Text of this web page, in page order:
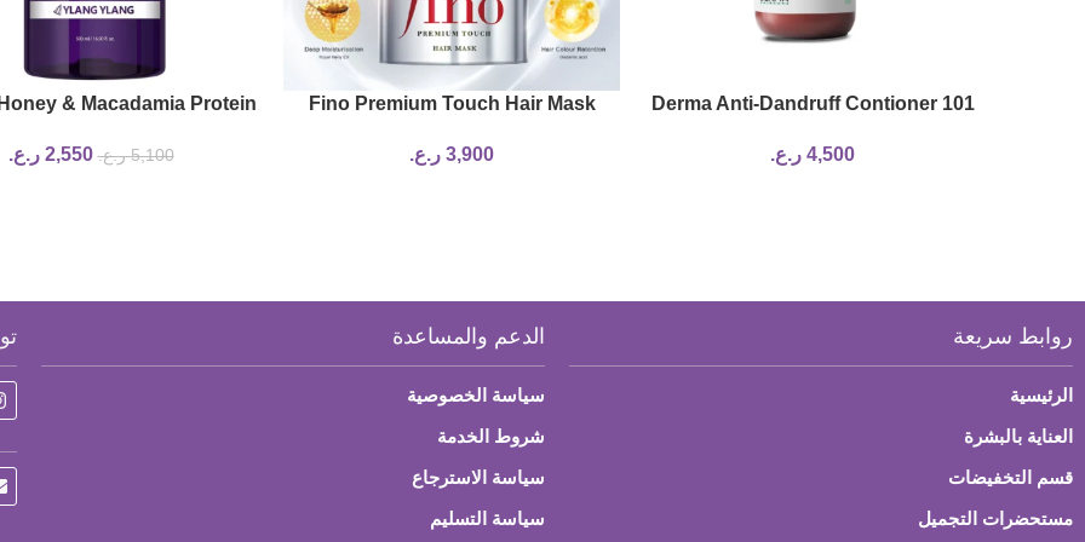
101 Derma Anti-Dandruff Contioner
4,500 ر.ع.
Fino Premium Touch Hair Mask
3,900 ر.ع.
& Macadamia Protein
– Intensive (Ylang
5,100 ر.ع. 2,550 ر.ع.
روابط سريعة
الرئيسية
العناية بالبشرة
قسم التخفيضات
مستحضرات التجميل
الدعم والمساعدة
سياسة الخصوصية
شروط الخدمة
سياسة الاسترجاع
سياسة التسليم